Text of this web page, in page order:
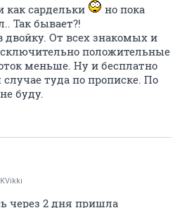
как сардельки
но пока
Так бывает?!
двойку. От всех знакомых и
положительные
меньше. Ну и бесплатно
туда по прописке. По
буду.
KVikki
через 2 дня пришла